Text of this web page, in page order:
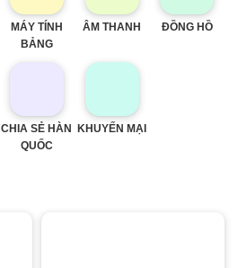
MÁY TÍNH
BẢNG
ÂM THANH ĐỒNG HỒ
CHIA SẺ HÀN
QUỐC
KHUYẾN MẠI